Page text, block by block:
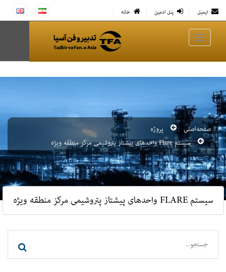
ایمیل پنل ادمین خانه
صفحه‌اصلی
پروژه
سیستم Flare واحدهای پیشتاز پتروشیمی مرکز منطقه ویژه
سیستم FLARE واحدهای پیشتاز پتروشیمی مرکز منطقه ویژه